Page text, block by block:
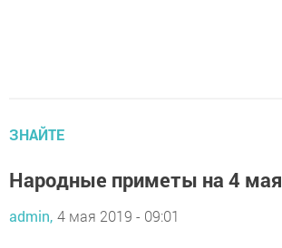
ЗНАЙТЕ
Народные приметы на 4 мая
admin, 4 мая 2019 - 09:01